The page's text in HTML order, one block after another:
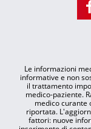
Le informazioni
informative e non
il trattamento
medico-paziente.
medico curante
riportata.
fattori: nuove